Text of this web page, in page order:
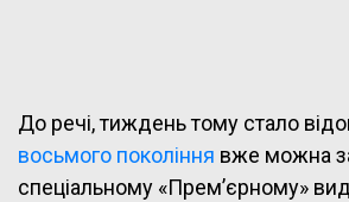
До речі, тиждень тому стало
восьмого покоління вже можна
спеціальному «Прем’єрному»